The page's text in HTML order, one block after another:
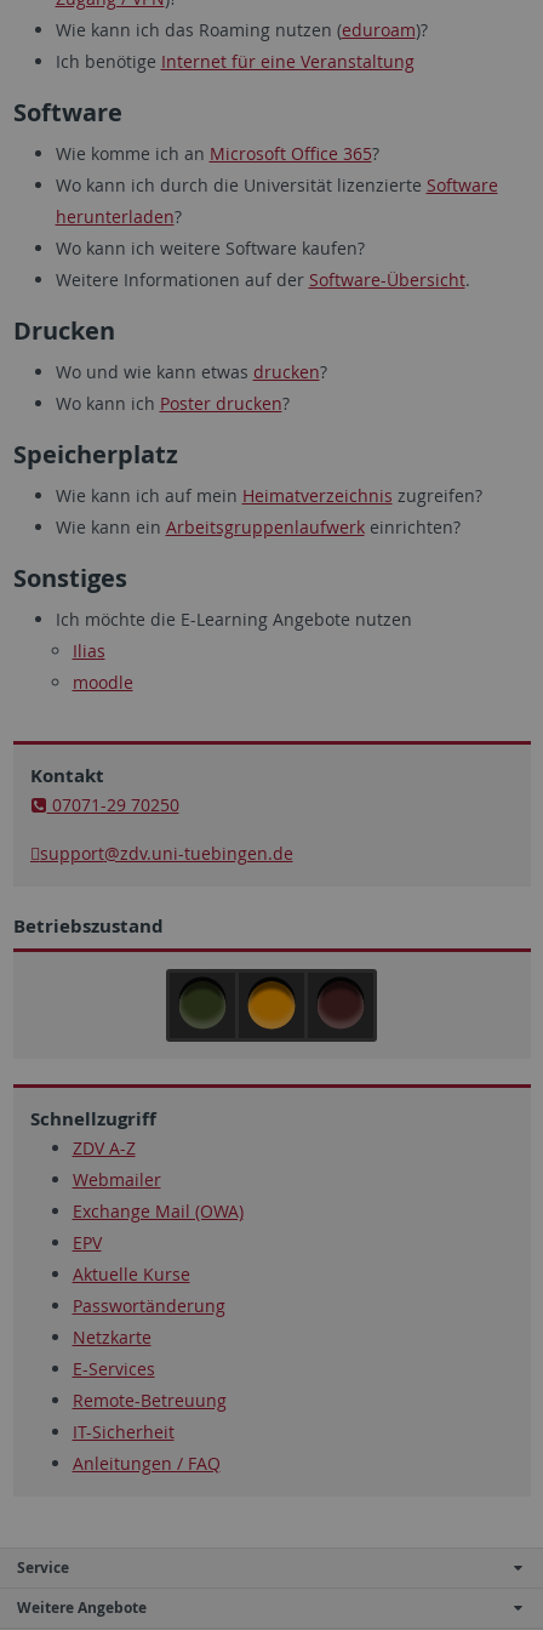
Wie kann ich das Roaming nutzen (eduroam)?
Ich benötige Internet für eine Veranstaltung
Software
Wie komme ich an Microsoft Office 365?
Wo kann ich durch die Universität lizenzierte Software
herunterladen?
Wo kann ich weitere Software kaufen?
Weitere Informationen auf der Software-Übersicht.
Drucken
Wo und wie kann etwas drucken?
Wo kann ich Poster drucken?
Speicherplatz
Wie kann ich auf mein Heimatverzeichnis zugreifen?
Wie kann ein Arbeitsgruppenlaufwerkeinrichten?
Sonstiges
Ich möchte die E-Learning Angebote nutzen
Ilias
moodle
Kontakt
07071-29 70250
support@zdv.uni-tuebingen.de
Betriebszustand
Schnellzugriff
ZDV A-Z
Webmailer
Exchange Mail (OWA)
EPV
Aktuelle Kurse
Passwortänderung
Netzkarte
E-Services
Remote-Betreuung
IT-Sicherheit
Anleitungen / FAQ
Service
Weitere Angebote